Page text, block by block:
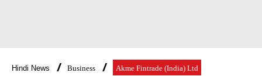
Hindi News Business Akme Fintrade (India) Ltd